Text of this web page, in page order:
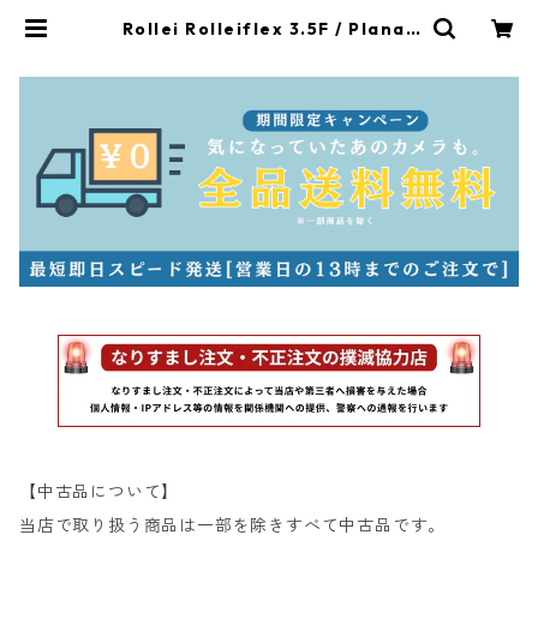
Rollei Rolleiflex 3.5F / Planar
【中古品について】
当店で取り扱う商品は一部を除きすべて中古品です。